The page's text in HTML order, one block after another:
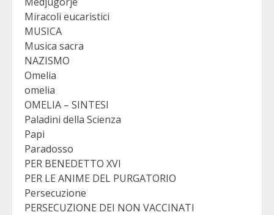
Miracoli eucaristici
MUSICA
Musica sacra
NAZISMO
Omelia
omelia
OMELIA – SINTESI
Paladini della Scienza
Papi
Paradosso
PER BENEDETTO XVI
PER LE ANIME DEL PURGATORIO
Persecuzione
PERSECUZIONE DEI NON VACCINATI